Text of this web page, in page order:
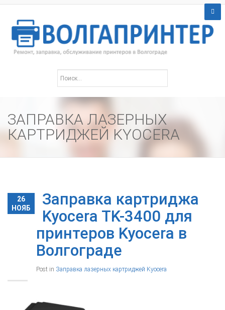
ЗАПРАВКА ЛАЗЕРНЫХ
КАРТРИДЖЕЙ KYOCERA
26
НОЯБ
Заправка картриджа
Kyocera TK-3400 для
принтеров Kyocera в
Волгограде
Post in Заправка лазерных картриджей Kyocera